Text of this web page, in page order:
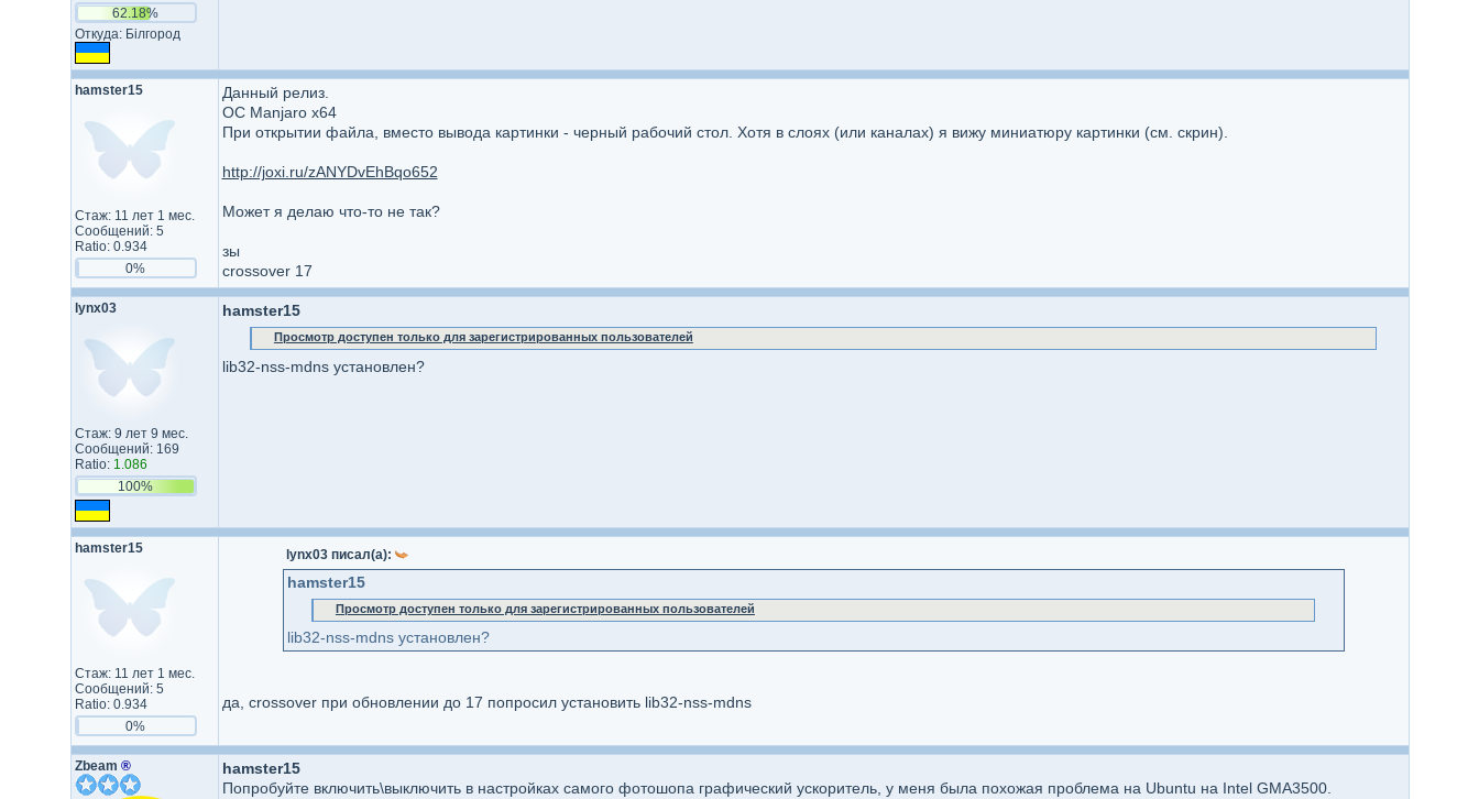
62.18%
Откуда: Білгород
hamster15
Стаж: 11 лет 1 мес.
Сообщений: 5
Ratio: 0.934
0%
Данный релиз.
ОС Manjaro x64
При открытии файла, вместо вывода картинки - черный рабочий стол. Хотя в слоях (или каналах) я вижу миниатюру картинки (см. скрин).
http://joxi.ru/zANYDvEhBqo652
Может я делаю что-то не так?
зы
crossover 17
lynx03
Стаж: 9 лет 9 мес.
Сообщений: 169
Ratio: 1.086
100%
hamster15
Просмотр доступен только для зарегистрированных пользователей
lib32-nss-mdns установлен?
hamster15
Стаж: 11 лет 1 мес.
Сообщений: 5
Ratio: 0.934
0%
lynx03 писал(а):
hamster15
Просмотр доступен только для зарегистрированных пользователей
lib32-nss-mdns установлен?
да, crossover при обновлении до 17 попросил установить lib32-nss-mdns
Zbeam ®
hamster15
Попробуйте включить\выключить в настройках самого фотошопа графический ускоритель, у меня была похожая проблема на Ubuntu на Intel GMA3500.